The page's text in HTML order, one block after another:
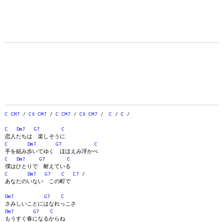
C CM7 / C6 CM7 / C CM7 / C6 CM7 / C / C /
C Dm7 G7
C
恋人たちは 楽しそうに
C
Dm7 G7
C
手を組み歩いてゆく ほほえみ浮かべ
C
Dm7 G7
C
僕はひとりで 耐えている
C
Dm7 G7 C C7 /
あなたのいない この町で
Dm7 G7
C
さみしいことにはなれっこさ
Dm7
G7
C
もうすぐ春になるからね